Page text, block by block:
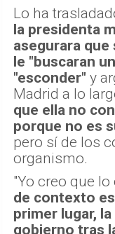
Lo ha
la presidenta
asegurara
le "buscaran
"esconder" y
Madrid a lo
que ella no
porque no es
pero sí de los
organismo.
"Yo creo que
de contexto
primer lugar,
gobierno tras